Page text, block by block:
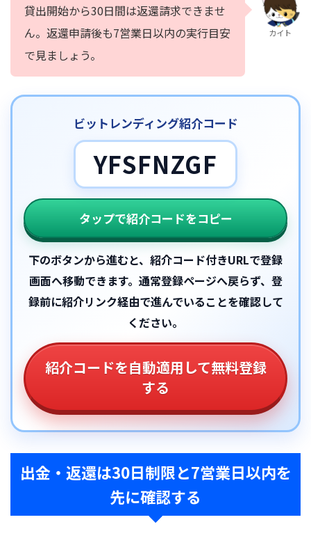
貸出開始から30日間は返還請求できませ
ん。返還申請後も7営業日以内の実行目安
で見ましょう。
カイト
ビットレンディング紹介コード
YFSFNZGF
タップで紹介コードをコピー
下のボタンから進むと、紹介コード付きURLで登録
画面へ移動できます。通常登録ページへ戻らず、登
録前に紹介リンク経由で進んでいることを確認して
ください。
紹介コードを自動適用して無料登録
する
出金・返還は30日制限と7営業日以内を
先に確認する